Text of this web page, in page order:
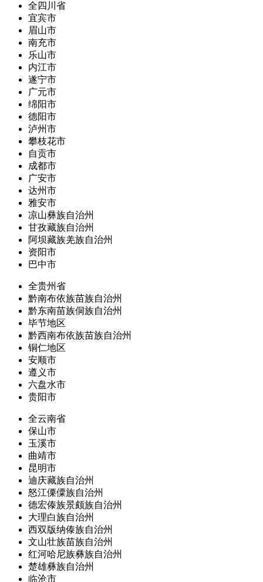
全四川省
宜宾市
眉山市
南充市
乐山市
内江市
遂宁市
广元市
绵阳市
德阳市
泸州市
攀枝花市
自贡市
成都市
广安市
达州市
雅安市
凉山彝族自治州
甘孜藏族自治州
阿坝藏族羌族自治州
资阳市
巴中市
全贵州省
黔南布依族苗族自治州
黔东南苗族侗族自治州
毕节地区
黔西南布依族苗族自治州
铜仁地区
安顺市
遵义市
六盘水市
贵阳市
全云南省
保山市
玉溪市
曲靖市
昆明市
迪庆藏族自治州
怒江傈僳族自治州
德宏傣族景颇族自治州
大理白族自治州
西双版纳傣族自治州
文山壮族苗族自治州
红河哈尼族彝族自治州
楚雄彝族自治州
临沧市